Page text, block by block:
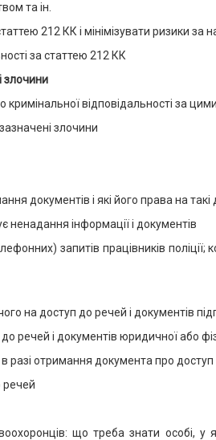
та ін.
212 КК і мінімізувати ризики
за статтею 212 КК
злочини
відповідальності за
злочини
документів і які його права на такі
ненадання інформації і документів
запитів працівників
на доступ до речей і документів
речей і документів юридичної або
в разі отримання документа про доступ
речей
що треба знати особі, у